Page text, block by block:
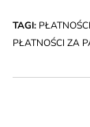
TAGI:
PŁATNOŚCI ZA